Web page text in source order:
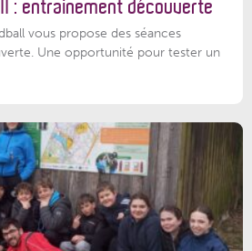
: entrainement découverte
vous propose des séances
Une opportunité pour tester un